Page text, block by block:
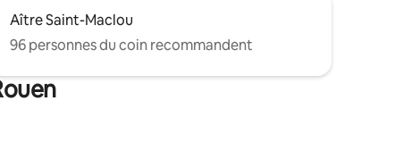
Aître Saint-Maclou
96 personnes du coin recommandent